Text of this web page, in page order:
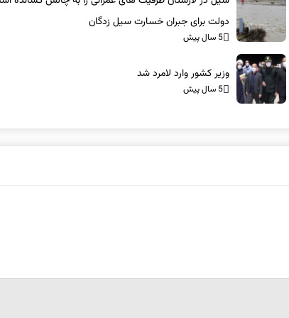
دولت برای جبران خسارت سیل زدگان
5 سال پیش
وزیر کشور وارد لامرد شد
5 سال پیش